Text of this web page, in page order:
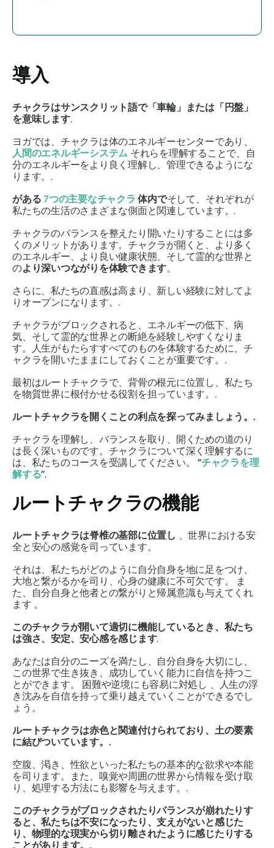
導入
チャクラはサンスクリット語で「車輪」または「円盤」
を意味します.
ヨガでは、チャクラは体のエネルギーセンターであり、
人間のエネルギーシステム それらを理解することで、自
分のエネルギーをより良く理解し、管理できるようにな
ります。.
がある7つの主要なチャクラ 体内でそして、それぞれが
私たちの生活のさまざまな側面と関連しています。.
チャクラのバランスを整えたり開いたりすることには多
くのメリットがあります。チャクラが開くと、より多く
のエネルギー、より良い健康状態、そして霊的な世界と
のより深いつながりを体験できます。
さらに、私たちの直感は高まり、新しい経験に対してよ
りオープンになります。.
チャクラがブロックされると、エネルギーの低下、病
気、そして霊的な世界との断絶を経験しやすくなりま
す。人生がもたらすすべてのものを体験するために、チ
ャクラを開いたままにしておくことが重要です。.
最初はルートチャクラで、背骨の根元に位置し、私たち
を物質世界に根付かせる役割を担っています。.
ルートチャクラを開くことの利点を探ってみましょう。.
チャクラを理解し、バランスを取り、開くための道のり
は長く深いものです。チャクラについて深く理解するに
は、私たちのコースを受講してください。“チャクラを理
解する“.
ルートチャクラの機能
ルートチャクラは脊椎の基部に位置し 、世界における安
全と安心の感覚を司っています。
それは、私たちがどのように自分自身を地に足をつけ、
大地と繋がるかを司り、心身の健康に不可欠です。
ま
た、自分自身と他者との繋がりと帰属意識も与えてくれ
ます 。
このチャクラが開いて適切に機能しているとき、私たち
は強さ、安定、安心感を感じます.
あなたは自分のニーズを満たし、自分自身を大切にし、
この世界で生き抜き、成功していく能力に自信を持つこ
とができます。 困難や逆境にも容易に対処し 、人生の浮
き沈みを自信を持って乗り越えていくことができるでし
ょう。
ルートチャクラは赤色と関連付けられており、土の要素
に結びついています。.
空腹、渇き、性欲といった私たちの基本的な欲求や本能
を司ります。また、嗅覚や周囲の世界から情報を受け取
り、処理する方法にも影響を与えます。.
このチャクラがブロックされたりバランスが崩れたりす
ると、私たちは不安になったり、支えがないと感じた
り、物理的な現実から切り離されたように感じたりする
ことがあります。.